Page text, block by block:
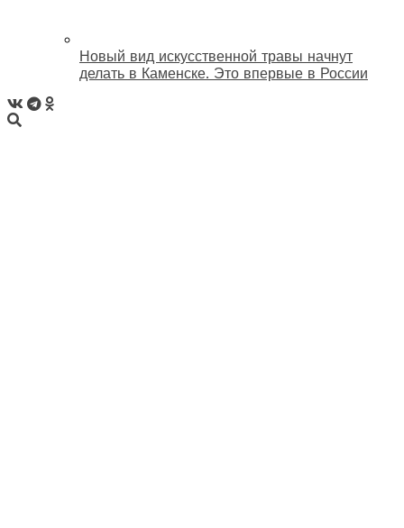
Новый вид искусственной травы начнут
делать в Каменске. Это впервые в России